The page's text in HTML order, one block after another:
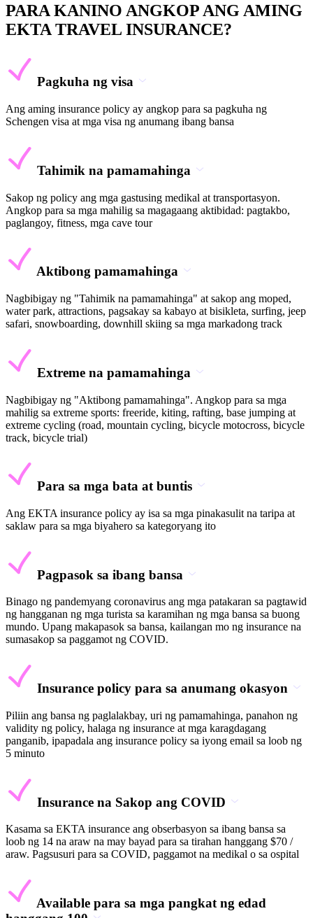
PARA KANINO ANGKOP ANG AMING
EKTA TRAVEL INSURANCE?
Pagkuha ng visa
Ang aming insurance policy ay angkop para sa pagkuha ng
Schengen visa at mga visa ng anumang ibang bansa
Tahimik na pamamahinga
Sakop ng policy ang mga gastusing medikal at transportasyon.
Angkop para sa mga mahilig sa magagaang aktibidad: pagtakbo,
paglangoy, fitness, mga cave tour
Aktibong pamamahinga
Nagbibigay ng "Tahimik na pamamahinga" at sakop ang moped,
water park, attractions, pagsakay sa kabayo at bisikleta, surfing, jeep
safari, snowboarding, downhill skiing sa mga markadong track
Extreme na pamamahinga
Nagbibigay ng "Aktibong pamamahinga". Angkop para sa mga
mahilig sa extreme sports: freeride, kiting, rafting, base jumping at
extreme cycling (road, mountain cycling, bicycle motocross, bicycle
track, bicycle trial)
Para sa mga bata at buntis
Ang EKTA insurance policy ay isa sa mga pinakasulit na taripa at
saklaw para sa mga biyahero sa kategoryang ito
Pagpasok sa ibang bansa
Binago ng pandemyang coronavirus ang mga patakaran sa pagtawid
ng hangganan ng mga turista sa karamihan ng mga bansa sa buong
mundo. Upang makapasok sa bansa, kailangan mo ng insurance na
sumasakop sa paggamot ng COVID.
Insurance policy para sa anumang okasyon
Piliin ang bansa ng paglalakbay, uri ng pamamahinga, panahon ng
validity ng policy, halaga ng insurance at mga karagdagang
panganib, ipapadala ang insurance policy sa iyong email sa loob ng
5 minuto
Insurance na Sakop ang COVID
Kasama sa EKTA insurance ang obserbasyon sa ibang bansa sa
loob ng 14 na araw na may bayad para sa tirahan hanggang $70 /
araw. Pagsusuri para sa COVID, paggamot na medikal o sa ospital
Available para sa mga pangkat ng edad